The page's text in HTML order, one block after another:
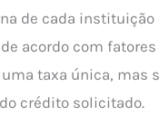
de cada instituição
acordo com
taxa única,
crédito solicitado.